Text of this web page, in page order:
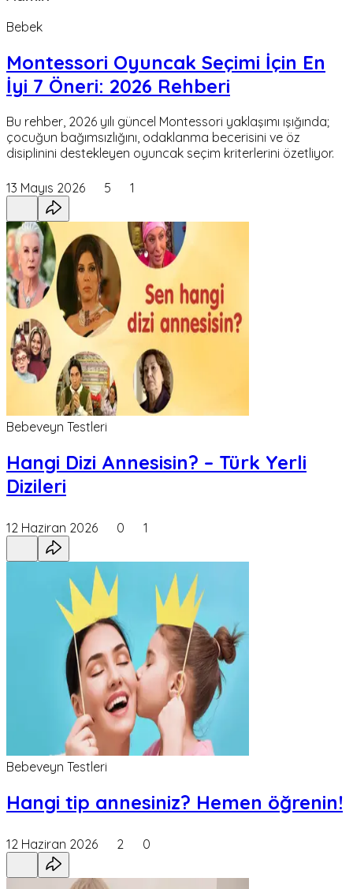
Bebek
Montessori Oyuncak Seçimi İçin En
İyi 7 Öneri: 2026 Rehberi
Bu rehber, 2026 yılı güncel Montessori yaklaşımı ışığında;
çocuğun bağımsızlığını, odaklanma becerisini ve öz
disiplinini destekleyen oyuncak seçim kriterlerini özetliyor.
13 Mayıs 2026 5 1
Bebeveyn Testleri
Hangi Dizi Annesisin? – Türk Yerli
Dizileri
12 Haziran 2026 0 1
Bebeveyn Testleri
Hangi tip annesiniz? Hemen öğrenin!
12 Haziran 2026 2 0